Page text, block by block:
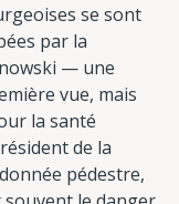
se sont
par la
— une
vue, mais
la santé
de la
pédestre,